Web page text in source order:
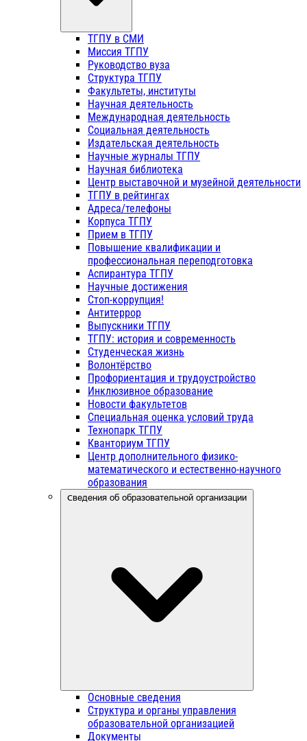
ТГПУ в СМИ
Миссия ТГПУ
Руководство вуза
Структура ТГПУ
Факультеты, институты
Научная деятельность
Международная деятельность
Социальная деятельность
Издательская деятельность
Научные журналы ТГПУ
Научная библиотека
Центр выставочной и музейной деятельности
ТГПУ в рейтингах
Адреса/телефоны
Корпуса ТГПУ
Прием в ТГПУ
Повышение квалификации и
профессиональная переподготовка
Аспирантура ТГПУ
Научные достижения
Стоп-коррупция!
Антитеррор
Выпускники ТГПУ
ТГПУ: история и современность
Студенческая жизнь
Волонтёрство
Профориентация и трудоустройство
Инклюзивное образование
Новости факультетов
Специальная оценка условий труда
Технопарк ТГПУ
Кванториум ТГПУ
Центр дополнительного физико-
математического и естественно-научного
образования
Сведения об образовательной организации
Основные сведения
Структура и органы управления
образовательной организацией
Документы